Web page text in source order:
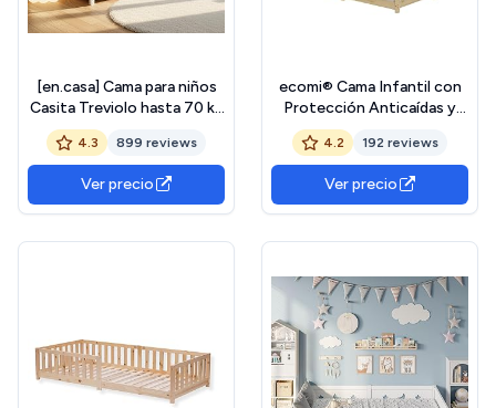
[en.casa] Cama para niños
Casita Treviolo hasta 70 kg
Cama Infantil con Reja
Protectora Forma de casa
de Madera Pino 80 x 160 cm
- Blanco Mate Lacado
4.3 899 reviews
Ver precio
ecomi® Cama Infantil con
Protección Anticaídas y
Somier, Cama de Casa -
Cuna 90x200 /80x160 cm
en Blanco/Natural para
Niños (Natural, 90x200)
4.2 192 reviews
Ver precio